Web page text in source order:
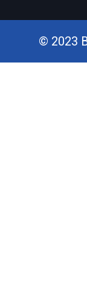
© 2023